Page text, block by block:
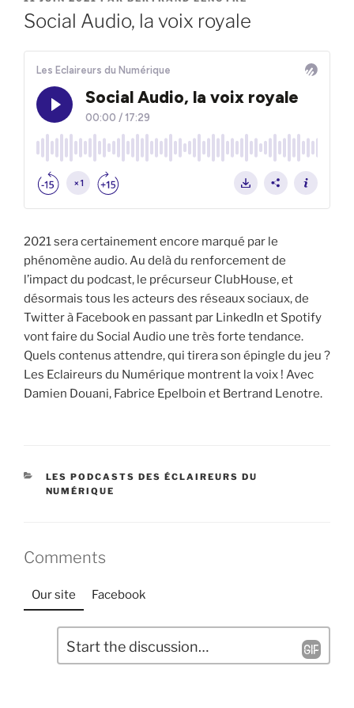
LE
Social Audio, la voix royale
2021 sera certainement encore marqué par le
phénomène audio. Au delà du renforcement de
l’impact du podcast, le précurseur ClubHouse, et
désormais tous les acteurs des réseaux sociaux, de
Twitter à Facebook en passant par LinkedIn et Spotify
vont faire du Social Audio une très forte tendance.
Quels contenus attendre, qui tirera son épingle du jeu ?
Les Eclaireurs du Numérique montrent la voix ! Avec
Damien Douani, Fabrice Epelboin et Bertrand Lenotre.
CATÉGORIES
LES PODCASTS DES ÉCLAIREURS DU
NUMÉRIQUE
Comments
Our site Facebook